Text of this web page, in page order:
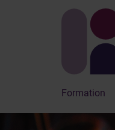
Formation